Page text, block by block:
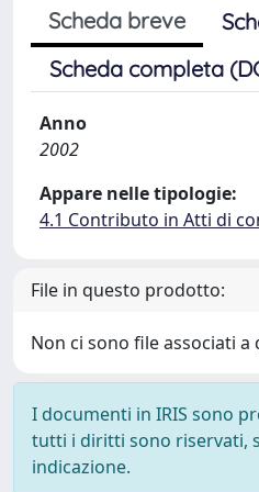
Scheda breve
Scheda completa
Anno
2002
Appare nelle tipologie:
4.1 Contributo in Atti di
File in questo prodotto:
Non ci sono file associati
I documenti in IRIS sono
tutti i diritti sono riservati,
indicazione.